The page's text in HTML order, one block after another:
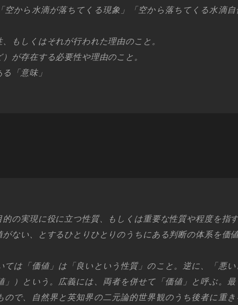
空から水滴が落ちてくる現象」「空から落ちてくる水滴
もしくはそれが行われた理由のこと。
が存在する必要性や理由のこと。
「意味」
の実現に役に立つ性質、もしくは重要な性質や程度を指
ない、とするひとりひとりのうちにある判断の体系を価
ては「価値」は「良いという性質」のこと。逆に、「悪
」）という。広義には、両者を併せて「価値」と呼ぶ。
ので、自然界と英知界の二元論的世界観のうち後者に重